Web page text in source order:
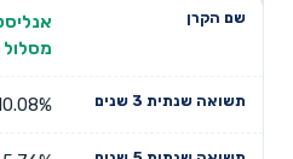
מסלול לבני